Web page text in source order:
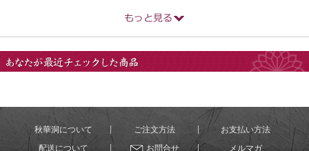
秋華洞について ご注文方法
お支払い方法
配送について
お問合せ メルマガ